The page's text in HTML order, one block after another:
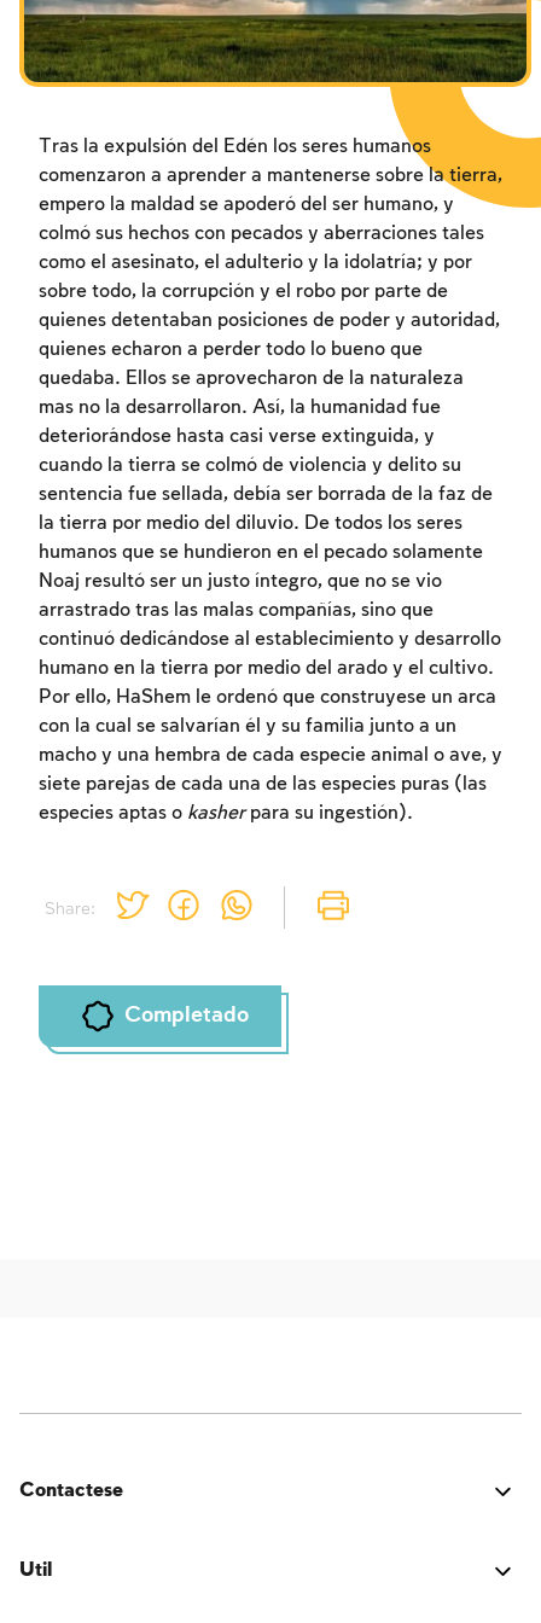
Los ayunos por la destrucción del Templo
Janucá
Share:
Tras la expulsión del Edén los seres humanos
comenzaron a aprender a mantenerse sobre la tierra,
empero la maldad se apoderó del ser humano, y
colmó sus hechos con pecados y aberraciones tales
como el asesinato, el adulterio y la idolatría; y por
sobre todo, la corrupción y el robo por parte de
quienes detentaban posiciones de poder y autoridad,
quienes echaron a perder todo lo bueno que
quedaba. Ellos se aprovecharon de la naturaleza
mas no la desarrollaron. Así, la humanidad fue
deteriorándose hasta casi verse extinguida, y
cuando la tierra se colmó de violencia y delito su
sentencia fue sellada, debía ser borrada de la faz de
la tierra por medio del diluvio. De todos los seres
humanos que se hundieron en el pecado solamente
Noaj resultó ser un justo íntegro, que no se vio
arrastrado tras las malas compañías, sino que
continuó dedicándose al establecimiento y desarrollo
humano en la tierra por medio del arado y el cultivo.
Por ello, HaShem le ordenó que construyese un arca
con la cual se salvarían él y su familia junto a un
macho y una hembra de cada especie animal o ave, y
siete parejas de cada una de las especies puras (las
especies aptas o kasherpara su ingestión).
Completado
Inscripcion requerida
Para marcar lo estudiado debe conectarse
a su cuenta o inscribirse.
Inscripcion Conectarse
Contactese
una idea para mejorar? ¡Nos encantaría saber de ti!
Util